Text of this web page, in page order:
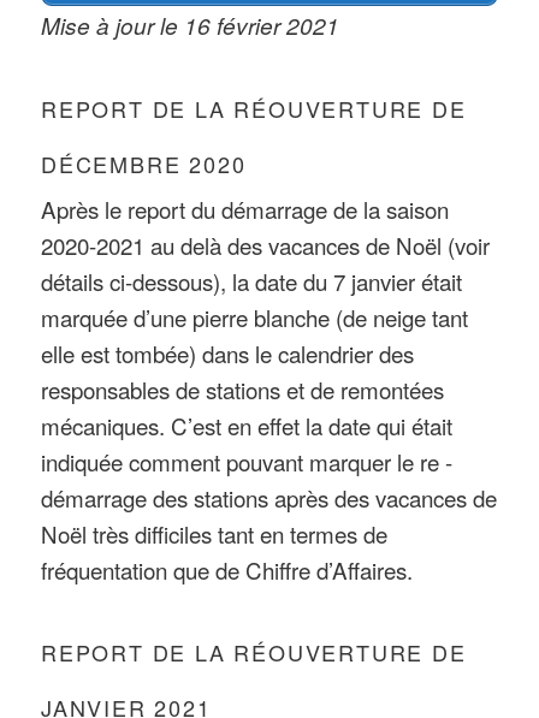
Mise à jour le 16 février 2021
REPORT DE LA RÉOUVERTURE DE
DÉCEMBRE 2020
Après le report du démarrage de la saison
2020-2021 au delà des vacances de Noël (voir
détails ci-dessous), la date du 7 janvier était
marquée d’une pierre blanche (de neige tant
elle est tombée) dans le calendrier des
responsables de stations et de remontées
mécaniques. C’est en effet la date qui était
indiquée comment pouvant marquer le re -
démarrage des stations après des vacances de
Noël très difficiles tant en termes de
fréquentation que de Chiffre d’Affaires.
REPORT DE LA RÉOUVERTURE DE
JANVIER 2021